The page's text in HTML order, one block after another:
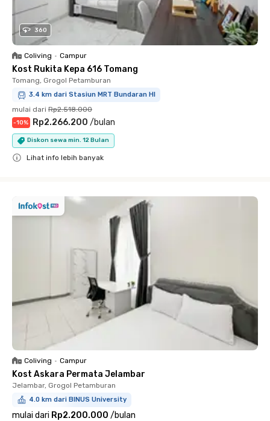
360
Coliving • Campur
Kost Rukita Kepa 616 Tomang
Tomang, Grogol Petamburan
3.4 km dari Stasiun MRT Bundaran HI
mulai dari Rp2.518.000
-10% Rp2.266.200 /bulan
Diskon sewa min. 12 Bulan
Lihat info lebih banyak
Coliving • Campur
Kost Askara Permata Jelambar
Jelambar, Grogol Petamburan
4.0 km dari BINUS University
mulai dari Rp2.200.000 /bulan